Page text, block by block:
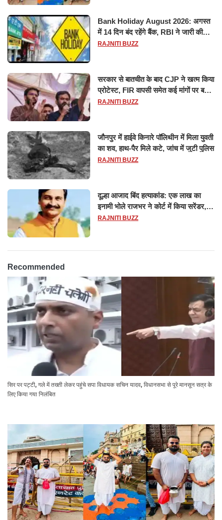
Bank Holiday August 2026: अगस्त
में 14 दिन बंद रहेंगे बैंक, RBI ने जारी की
छुट्टियों की लिस्ट​​​​​​​
RAJNITI BUZZ
सरकार से बातचीत के बाद CJP ने खत्म किया
प्रोटेस्ट, FIR वापसी समेत कई मांगों पर बनी
सहमति
RAJNITI BUZZ
जौनपुर में हाईवे किनारे पॉलिथीन में मिला युवती
का शव, हाथ-पैर मिले कटे, जांच में जुटी पुलिस
RAJNITI BUZZ
दूल्हा आजाद बिंद हत्याकांड: एक लाख का
इनामी भोले राजभर ने कोर्ट में किया सरेंडर,
14 दिन के लिए भेजा गया जेल
RAJNITI BUZZ
Recommended
सिर पर पट्टी, गले में तख्ती लेकर पहुंचे सपा विधायक सचिन यादव, विधानसभा से पूरे मानसून सत्र के
लिए किया गया निलंबित